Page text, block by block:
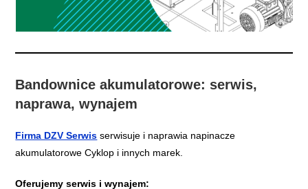
Bandownice akumulatorowe: serwis,
naprawa, wynajem
Firma DZV Serwis serwisuje i naprawia napinacze
akumulatorowe Cyklop i innych marek.
Oferujemy serwis i wynajem: